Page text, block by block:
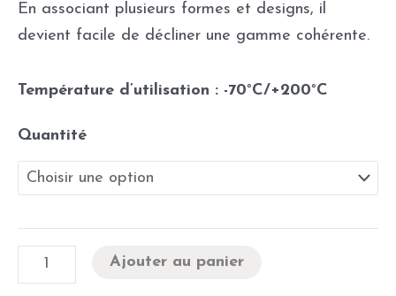
En associant plusieurs formes et designs, il
devient facile de décliner une gamme cohérente.
Température d’utilisation : -70°C/+200°C
Quantité
Ajouter au panier